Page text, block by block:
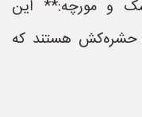
و مورچه:** این
حشره‌کش هستند که